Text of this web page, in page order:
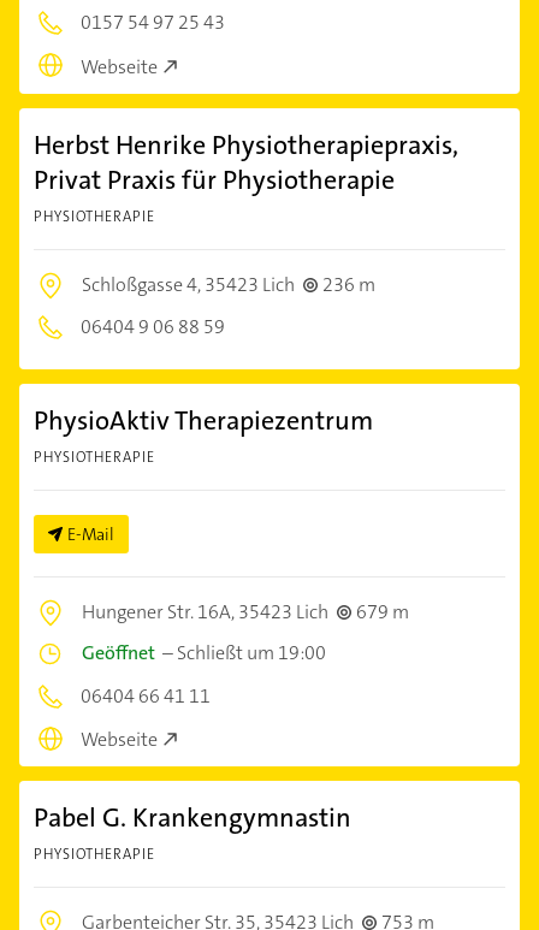
0157 54 97 25 43
Webseite
Herbst Henrike Physiotherapiepraxis,
Privat Praxis für Physiotherapie
PHYSIOTHERAPIE
Schloßgasse 4,35423 Lich
236 m
06404 9 06 88 59
PhysioAktiv Therapiezentrum
PHYSIOTHERAPIE
E-Mail
Hungener Str. 16A,35423 Lich
679 m
Geöffnet –Schließt um 19:00
06404 66 41 11
Webseite
Pabel G. Krankengymnastin
PHYSIOTHERAPIE
Garbenteicher Str. 35,35423 Lich 753 m